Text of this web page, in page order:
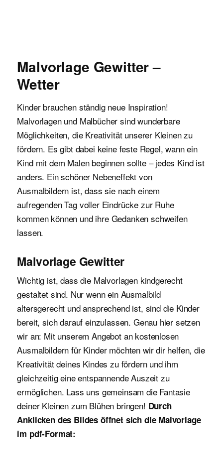
Malvorlage Gewitter –
Wetter
Kinder brauchen ständig neue Inspiration!
Malvorlagen und Malbücher sind wunderbare
Möglichkeiten, die Kreativität unserer Kleinen zu
fördern. Es gibt dabei keine feste Regel, wann ein
Kind mit dem Malen beginnen sollte – jedes Kind ist
anders. Ein schöner Nebeneffekt von
Ausmalbildern ist, dass sie nach einem
aufregenden Tag voller Eindrücke zur Ruhe
kommen können und ihre Gedanken schweifen
lassen.
Malvorlage Gewitter
Wichtig ist, dass die Malvorlagen kindgerecht
gestaltet sind. Nur wenn ein Ausmalbild
altersgerecht und ansprechend ist, sind die Kinder
bereit, sich darauf einzulassen. Genau hier setzen
wir an: Mit unserem Angebot an kostenlosen
Ausmalbildern für Kinder möchten wir dir helfen, die
Kreativität deines Kindes zu fördern und ihm
gleichzeitig eine entspannende Auszeit zu
ermöglichen. Lass uns gemeinsam die Fantasie
deiner Kleinen zum Blühen bringen! Durch
Anklicken des Bildes öffnet sich die Malvorlage
im pdf-Format: